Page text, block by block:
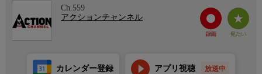
Ch.559
アクションチャンネル
カレンダー登録 アプリ視聴 放送中